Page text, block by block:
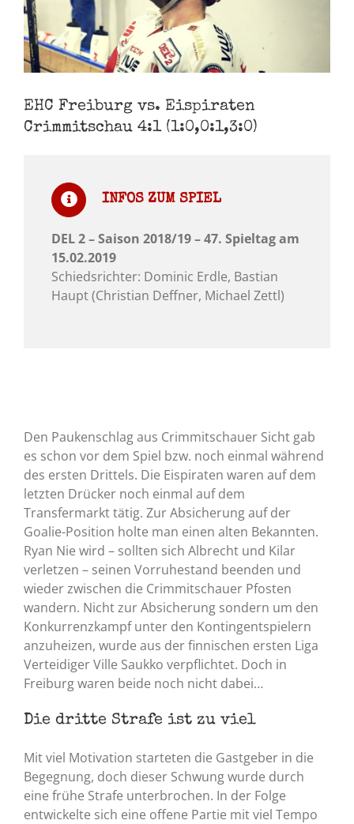
EHC Freiburg vs. Eispiraten
Crimmitschau 4:1 (1:0,0:1,3:0)
INFOS ZUM SPIEL
DEL 2 – Saison 2018/19 – 47. Spieltag am
15.02.2019
Schiedsrichter: Dominic Erdle, Bastian
Haupt (Christian Deffner, Michael Zettl)
Den Paukenschlag aus Crimmitschauer Sicht gab
es schon vor dem Spiel bzw. noch einmal während
des ersten Drittels. Die Eispiraten waren auf dem
letzten Drücker noch einmal auf dem
Transfermarkt tätig. Zur Absicherung auf der
Goalie-Position holte man einen alten Bekannten.
Ryan Nie wird – sollten sich Albrecht und Kilar
verletzen – seinen Vorruhestand beenden und
wieder zwischen die Crimmitschauer Pfosten
wandern. Nicht zur Absicherung sondern um den
Konkurrenzkampf unter den Kontingentspielern
anzuheizen, wurde aus der finnischen ersten Liga
Verteidiger Ville Saukko verpflichtet. Doch in
Freiburg waren beide noch nicht dabei…
Die dritte Strafe ist zu viel
Mit viel Motivation starteten die Gastgeber in die
Begegnung, doch dieser Schwung wurde durch
eine frühe Strafe unterbrochen. In der Folge
entwickelte sich eine offene Partie mit viel Tempo